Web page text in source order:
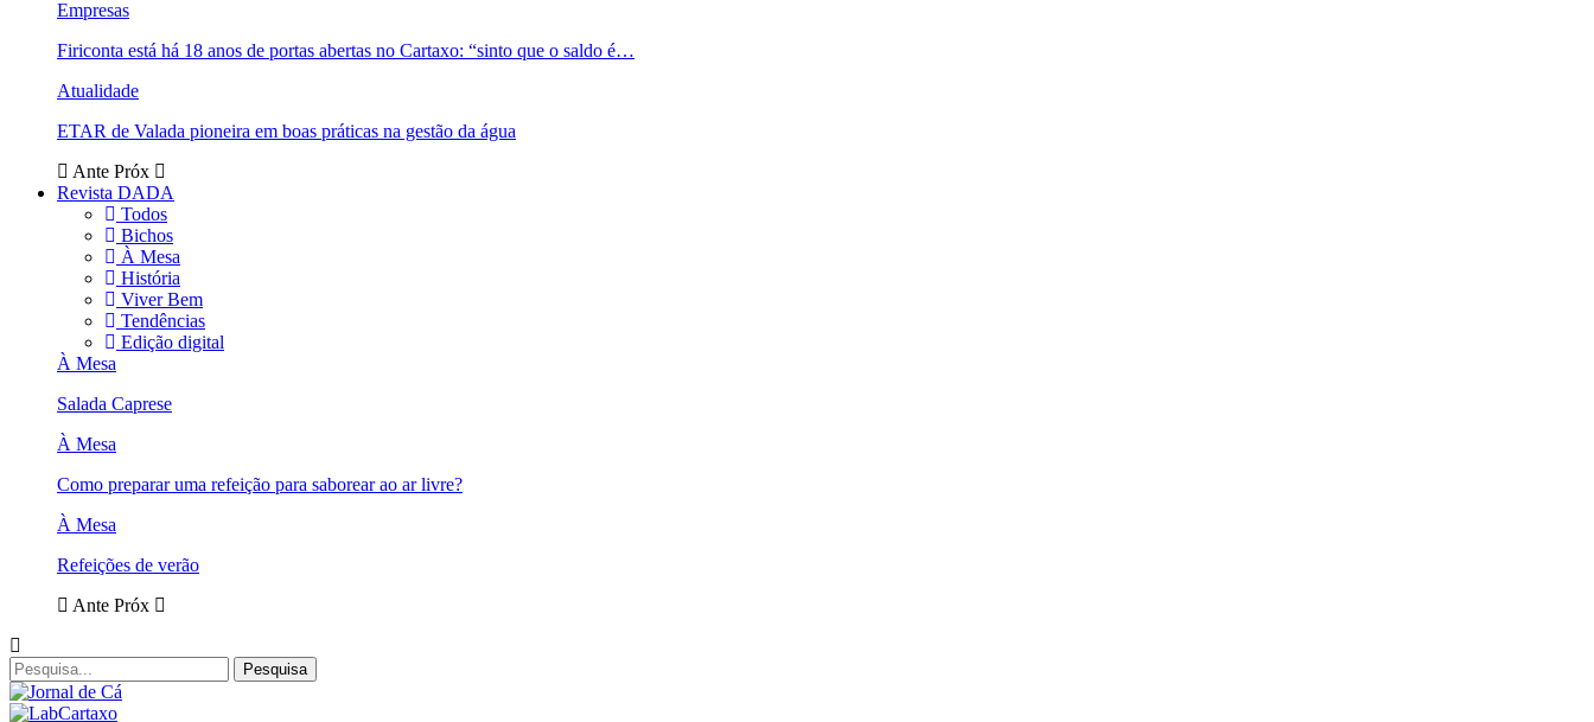
Empresas
Firiconta está há 18 anos de portas abertas no Cartaxo: “sinto que o saldo é…
Atualidade
ETAR de Valada pioneira em boas práticas na gestão da água
Ante Próx
Revista DADA
Todos
Bichos
À Mesa
História
Viver Bem
Tendências
Edição digital
À Mesa
Salada Caprese
À Mesa
Como preparar uma refeição para saborear ao ar livre?
À Mesa
Refeições de verão
Ante Próx